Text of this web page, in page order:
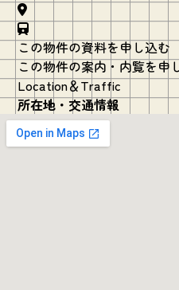
この物件の資料を申し込む
この物件の案内・内覧を申
Location＆Traffic
所在地・交通情報